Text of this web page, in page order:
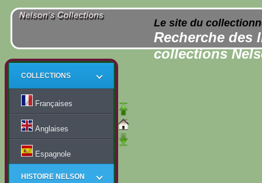
Le site du
Recherche des
collections
COLLECTIONS
Françaises
Anglaises
Espagnole
HISTOIRE NELSON